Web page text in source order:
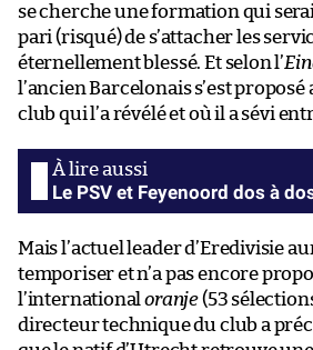
se cherche une formation qui
pari (risqué) de s’attacher les
éternellement blessé. Et selon l’
l’ancien Barcelonais s’est proposé
club qui l’a révélé et où il a sévi
Le PSV et Feyenoord dos à
Mais l’actuel leader d’Eredivisie
temporiser et n’a pas encore
l’internationaloranje(53
directeur technique du club a